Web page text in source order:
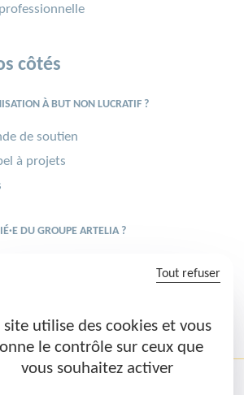
côtés
À BUT NON LUCRATIF ?
de soutien
à projets
DU GROUPE ARTELIA ?
solidaire
sportif
site utilise des cookies et vous
le contrôle sur ceux que
vous souhaitez activer
Tout refuser